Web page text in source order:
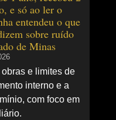
e só ao ler o
entendeu o que
sobre ruído
de Minas
e limites de
interno e a
com foco em